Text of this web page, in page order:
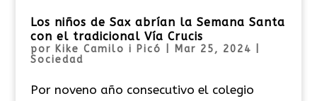
Los niños de Sax abrían la Semana Santa
con el tradicional Vía Crucis
por Kike Camilo i Picó Mar 25, 2024
Sociedad
Por noveno año consecutivo el colegio